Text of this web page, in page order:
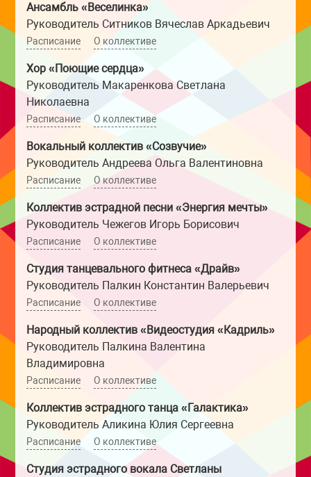
Ансамбль «Веселинка»
Руководитель Ситников Вячеслав Аркадьевич
Расписание О коллективе
Хор «Поющие сердца»
Руководитель Макаренкова Светлана
Николаевна
Расписание О коллективе
Вокальный коллектив «Созвучие»
Руководитель Андреева Ольга Валентиновна
Расписание О коллективе
Коллектив эстрадной песни «Энергия мечты»
Руководитель Чежегов Игорь Борисович
Расписание О коллективе
Студия танцевального фитнеса «Драйв»
Руководитель Палкин Константин Валерьевич
Расписание О коллективе
Народный коллектив «Видеостудия «Кадриль»
Руководитель Палкина Валентина
Владимировна
Расписание О коллективе
Коллектив эстрадного танца «Галактика»
Руководитель Аликина Юлия Сергеевна
Расписание О коллективе
Студия эстрадного вокала Светланы